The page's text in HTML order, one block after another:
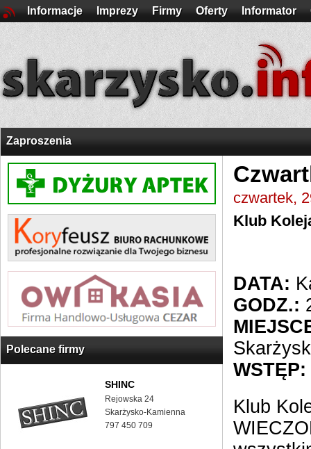
Informacje Imprezy Firmy Oferty Informator
Zaproszenia
Polecane firmy
SHINC
Rejowska 24
Skarżysko-Kamienna
797 450 709
czwartek,
Klub
DATA:
GODZ.:
WSTĘP:
Klub